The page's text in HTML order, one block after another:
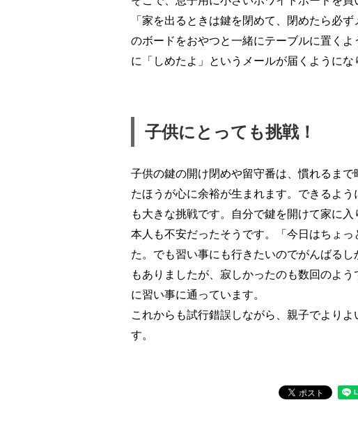
「家を出るときは鍵を閉めて、閉めたら必
のボードをおやつと一緒にテーブルに置く
に「しめたよ」というメールが届くようにな
子供にとっても挑戦！
子供の鍵の開け閉めや留守番は、慣れるま
たほうが心に余裕が生まれます。できるよ
も大きな挑戦です。自分で鍵を開けて家に
本人も不安だったそうです。「今日はちょ
た。でも習い事にも行きたいのでがんばる
もありましたが、寂しかったのも数回のよ
に習い事に通っています。
これからも試行錯誤しながら、親子でより
す。